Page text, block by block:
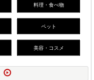
料理・食べ物
ペット
美容・コスメ